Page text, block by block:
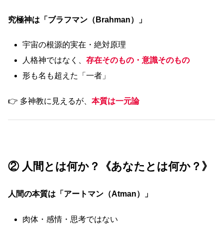
究極神は「ブラフマン（Brahman）」
宇宙の根源的実在・絶対原理
人格神ではなく、存在そのもの・意識そのもの
形も名も超えた「一者」
👉 多神教に見えるが、 本質は一元論
② 人間とは何か？《あなたとは何か？》
人間の本質は「アートマン（Atman）」
肉体・感情・思考ではない